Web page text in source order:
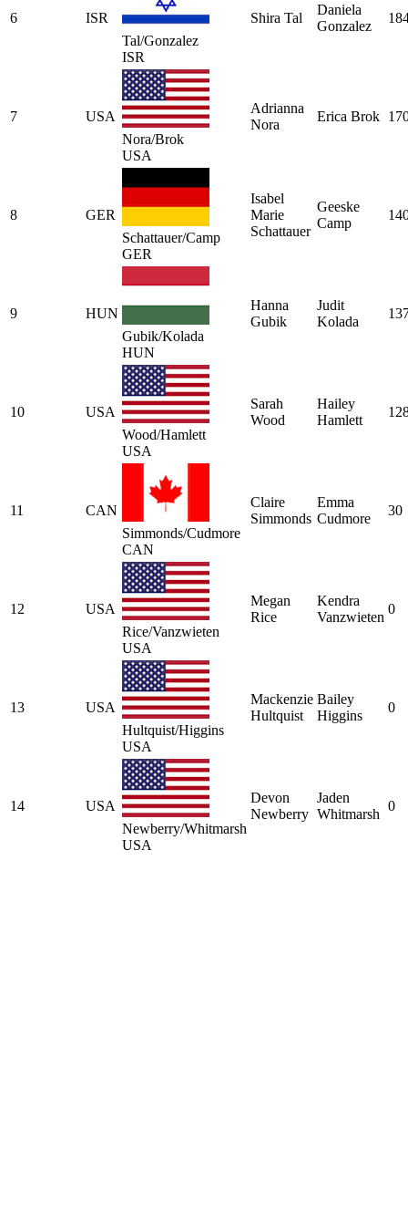
6
ISR
Tal/Gonzalez
ISR
Shira Tal
Daniela
Gonzalez
7
USA
Nora/Brok
USA
Adrianna
Nora
Erica Brok
8
GER
Schattauer/Camp
GER
Isabel
Marie
Schattauer
Geeske
Camp
9
HUN
Gubik/Kolada
HUN
Hanna
Gubik
Judit
Kolada
10
USA
Wood/Hamlett
USA
Sarah
Wood
Hailey
Hamlett
11
CAN
Simmonds/Cudmore
CAN
Claire
Simmonds
Emma
Cudmore
30
12
USA
Rice/Vanzwieten
USA
Megan
Rice
Kendra
Vanzwieten
0
13
USA
Hultquist/Higgins
USA
Mackenzie
Hultquist
Bailey
Higgins
0
14
USA
Newberry/Whitmarsh
USA
Devon
Newberry
Jaden
Whitmarsh
0